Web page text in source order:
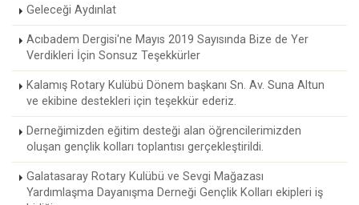
Geleceği Aydınlat
Acıbadem Dergisi'ne Mayıs 2019 Sayısında Bize de Yer
Verdikleri İçin Sonsuz Teşekkürler
Kalamış Rotary Kulübü Dönem başkanı Sn. Av. Suna Altun
ve ekibine destekleri için teşekkür ederiz.
Derneğimizden eğitim desteği alan öğrencilerimizden
oluşan gençlik kolları toplantısı gerçekleştirildi.
Galatasaray Rotary Kulübü ve Sevgi Mağazası
Yardımlaşma Dayanışma Derneği Gençlik Kolları ekipleri iş